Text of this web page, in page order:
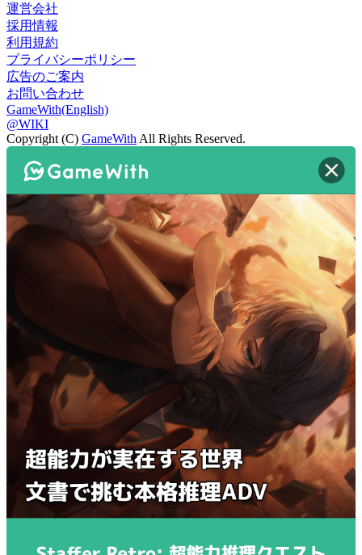
運営会社
採用情報
利用規約
プライバシーポリシー
広告のご案内
お問い合わせ
GameWith(English)
@WIKI
Copyright (C) GameWith All Rights Reserved.